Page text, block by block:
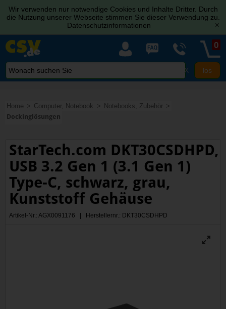
Wir verwenden nur notwendige Cookies und Inhalte Dritter. Durch
die Nutzung unserer Webseite stimmen Sie dieser Verwendung zu.
Datenschutzinformationen
[x]
X
0
Home Computer, Notebook
Notebooks, Zubehör
Dockinglösungen
StarTech.com DKT30CSDHPD,
USB 3.2 Gen 1 (3.1 Gen 1)
Type-C, schwarz, grau,
Kunststoff Gehäuse
Artikel-Nr.: AGX0091176 | Herstellernr.: DKT30CSDHPD